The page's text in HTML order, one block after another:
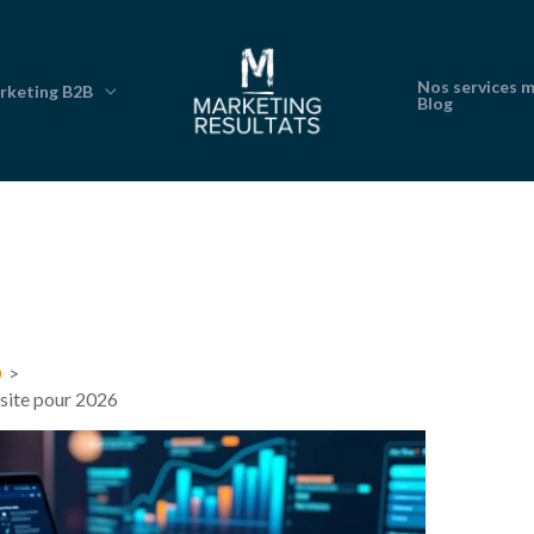
B2B Nos services
Blog
pour 2026